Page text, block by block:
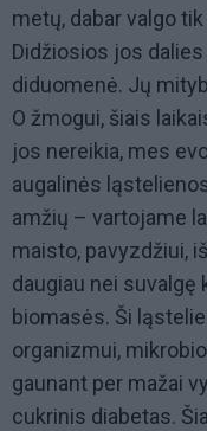
metų, dabar valgo
Didžiosios jos
diduomenė. Jų
O žmogui, šiais
jos nereikia, mes
augalinės
amžių – vartojame
maisto, pavyzdžiui,
daugiau nei suvalgę
biomasės. Ši
organizmui,
gaunant per mažai
cukrinis diabetas.